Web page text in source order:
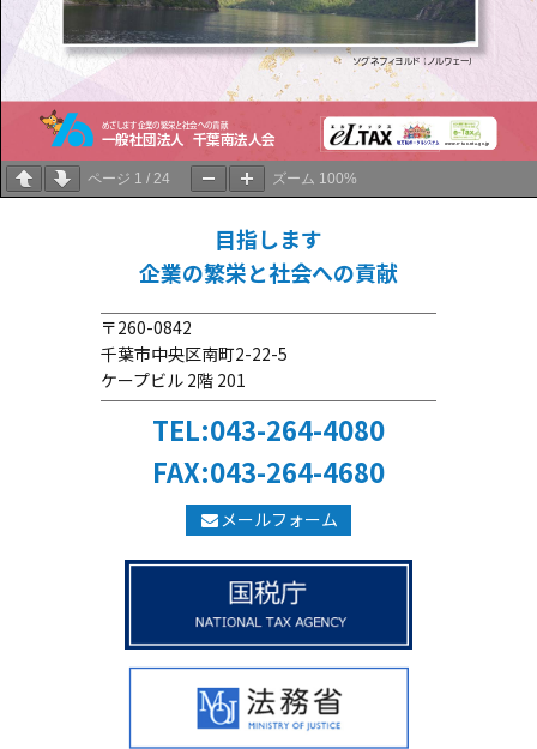
ページ 1 / 24 ズーム 100%
目指します
企業の繁栄と社会への貢献
〒260-0842
千葉市中央区南町2-22-5
ケープビル 2階 201
TEL:043-264-4080
FAX:043-264-4680
メールフォーム